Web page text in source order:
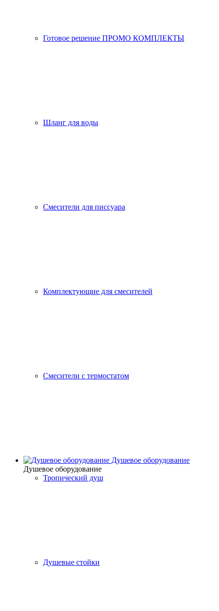
Готовое решение ПРОМО КОМПЛЕКТЫ
Шланг для воды
Смесители для писсуара
Комплектующие для смесителей
Смесители с термостатом
Душевое оборудование
Душевое оборудование
Тропический душ
Душевые стойки